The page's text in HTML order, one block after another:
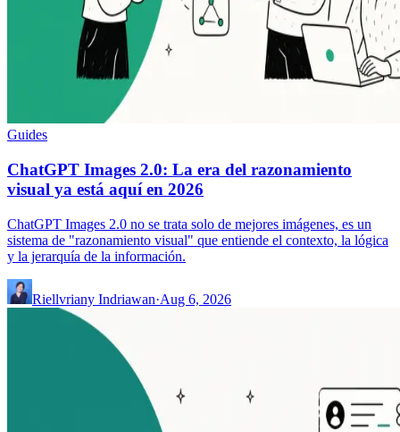
Guides
ChatGPT Images 2.0: La era del razonamiento
visual ya está aquí en 2026
ChatGPT Images 2.0 no se trata solo de mejores imágenes, es un
sistema de "razonamiento visual" que entiende el contexto, la lógica
y la jerarquía de la información.
Riellvriany Indriawan·Aug 6, 2026